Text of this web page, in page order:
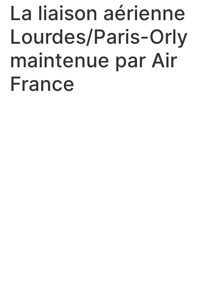
La liaison aérienne
Lourdes/Paris-Orly
maintenue par Air
France